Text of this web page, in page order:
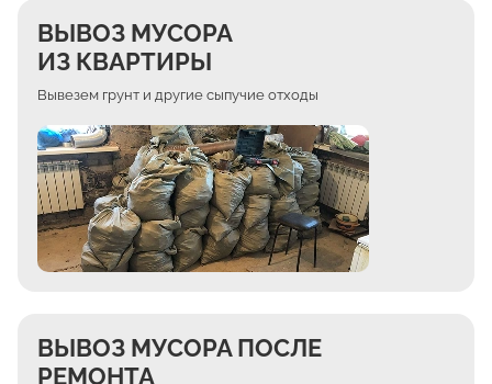
ВЫВОЗ МУСОРА
ИЗ КВАРТИРЫ
Вывезем грунт и другие сыпучие отходы
ВЫВОЗ МУСОРА ПОСЛЕ
РЕМОНТА